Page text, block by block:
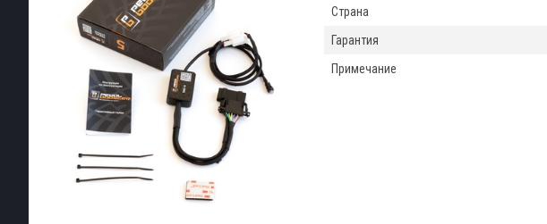
Страна
Гарантия
Примечание